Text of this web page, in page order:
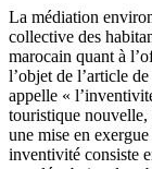
La médiation
collective des
marocain quant à
l’objet de l’article
appelle «
touristique nouvelle,
une mise en
inventivité consiste